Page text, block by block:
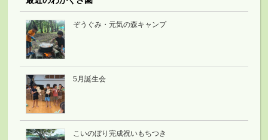
ぞうぐみ・元気の森キャンプ
5月誕生会
こいのぼり完成祝いもちつき